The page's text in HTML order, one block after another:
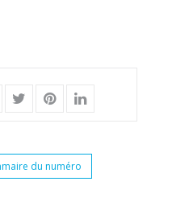
du numéro